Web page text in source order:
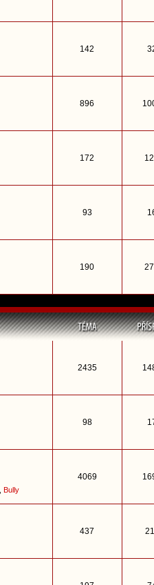
142
896
172
93
190
2435
98
Bully
4069
437